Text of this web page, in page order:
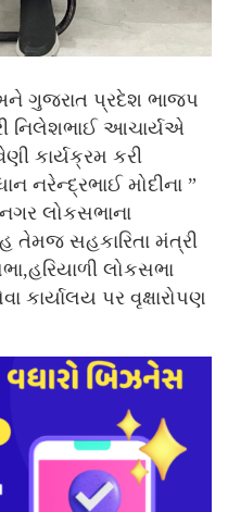
ગુજરાત પ્રદેશ ભાજપ
નિલેશભાઈ આચાર્યએ
કાર્યક્રમ કરી
નરેન્દ્રભાઈ મોદીના ”
લોકસભાના
તેમજ સહકારિતા મંત્રી
લોકસભા
પર વૃક્ષારોપણ